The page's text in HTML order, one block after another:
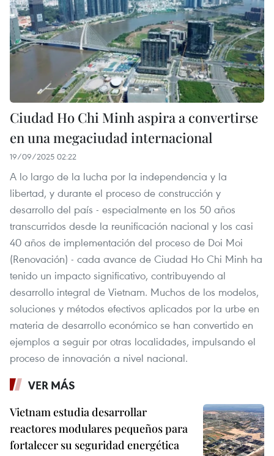
Ciudad Ho Chi Minh aspira a convertirse
en una megaciudad internacional
19/09/2025 02:22
A lo largo de la lucha por la independencia y la
libertad, y durante el proceso de construcción y
desarrollo del país - especialmente en los 50 años
transcurridos desde la reunificación nacional y los casi
40 años de implementación del proceso de Doi Moi
(Renovación) - cada avance de Ciudad Ho Chi Minh ha
tenido un impacto significativo, contribuyendo al
desarrollo integral de Vietnam. Muchos de los modelos,
soluciones y métodos efectivos aplicados por la urbe en
materia de desarrollo económico se han convertido en
ejemplos a seguir por otras localidades, impulsando el
proceso de innovación a nivel nacional.
VER MÁS
Vietnam estudia desarrollar
reactores modulares pequeños para
fortalecer su seguridad energética